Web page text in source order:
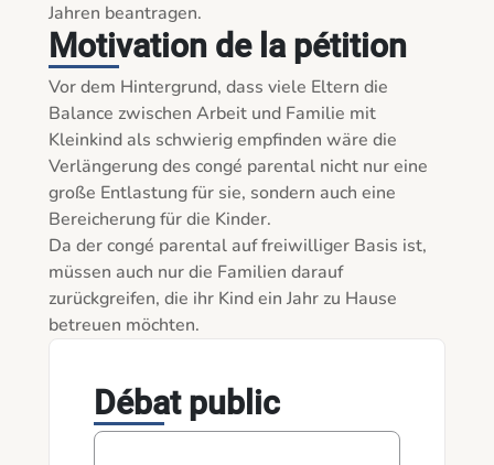
Jahren beantragen.
Motivation de la pétition
Vor dem Hintergrund, dass viele Eltern die
Balance zwischen Arbeit und Familie mit
Kleinkind als schwierig empfinden wäre die
Verlängerung des congé parental nicht nur eine
große Entlastung für sie, sondern auch eine
Bereicherung für die Kinder.
Da der congé parental auf freiwilliger Basis ist,
müssen auch nur die Familien darauf
zurückgreifen, die ihr Kind ein Jahr zu Hause
betreuen möchten.
Débat public